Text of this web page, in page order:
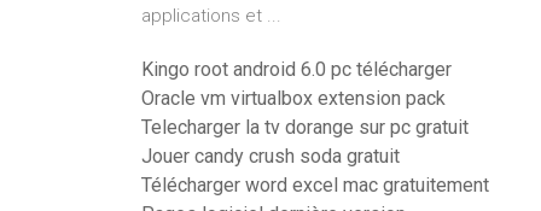
applications et ...
Kingo root android 6.0 pc télécharger
Oracle vm virtualbox extension pack
Telecharger la tv dorange sur pc gratuit
Jouer candy crush soda gratuit
Télécharger word excel mac gratuitement